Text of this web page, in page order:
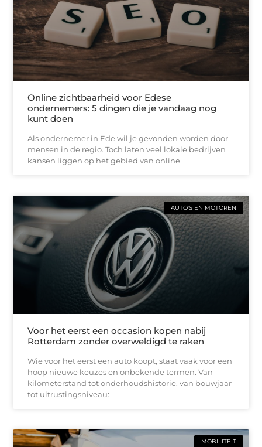
Online zichtbaarheid voor Edese
ondernemers: 5 dingen die je vandaag nog
kunt doen
Als ondernemer in Ede wil je gevonden worden door
mensen in de regio. Toch laten veel lokale bedrijven
kansen liggen op het gebied van online
AUTO'S EN MOTOREN
Voor het eerst een occasion kopen nabij
Rotterdam zonder overweldigd te raken
Wie voor het eerst een auto koopt, staat vaak voor een
hoop nieuwe keuzes en onbekende termen. Van
kilometerstand tot onderhoudshistorie, van bouwjaar
tot uitrustingsniveau:
MOBILITEIT